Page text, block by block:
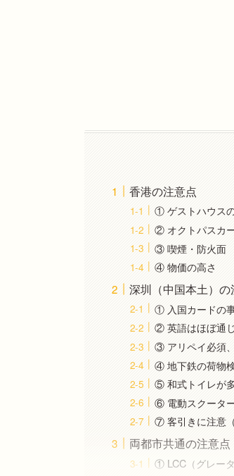
香港の注意点
① ゲストハウス
② オクトパスカ
③ 喫煙・防火面
④ 物価の高さ
深圳（中国本土）の
① 入国カードの
② 英語はほぼ通
③ アリペイ必須
④ 地下鉄の荷物
⑤ 和式トイレが
⑥ 電動スクータ
⑦ 客引きに注意
両都市共通の注意点
① LCC（グレー